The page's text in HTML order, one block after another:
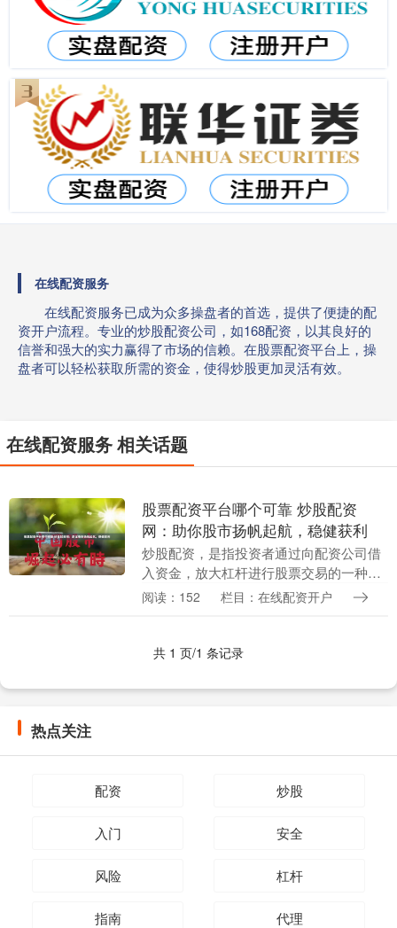
在线配资服务
在线配资服务已成为众多操盘者的首选，提供了便捷的配
资开户流程。专业的炒股配资公司，如168配资，以其良好的
信誉和强大的实力赢得了市场的信赖。在股票配资平台上，操
盘者可以轻松获取所需的资金，使得炒股更加灵活有效。
在线配资服务 相关话题
股票配资平台哪个可靠 炒股配资
网：助你股市扬帆起航，稳健获利
炒股配资，是指投资者通过向配资公司借
入资金，放大杠杆进行股票交易的一种方
式。炒股配资网作为专业的配资平台，为
阅读：152 栏目：在线配资开户
共 1 页/1 条记录
热点关注
配资 炒股
入门 安全
风险 杠杆
指南 代理